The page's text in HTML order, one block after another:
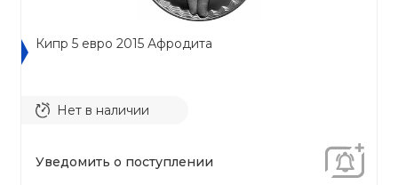
Кипр 5 евро 2015 Афродита
Нет в наличии
Уведомить о поступлении